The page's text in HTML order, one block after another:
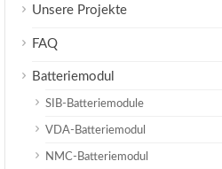
Unsere Projekte
FAQ
Batteriemodul
SIB-Batteriemodule
VDA-Batteriemodul
NMC-Batteriemodul